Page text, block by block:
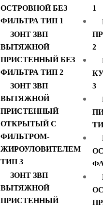
ОСТРОВНОЙ БЕЗ
ФИЛЬТРА ТИП 1
ЗОНТ ЗВП
ВЫТЯЖНОЙ
ПРИСТЕННЫЙ БЕЗ
ФИЛЬТРА ТИП 2
ЗОНТ ЗВП
ВЫТЯЖНОЙ
ПРИСТЕННЫЙ
ОТКРЫТЫЙ С
ФИЛЬТРОМ-
ЖИРОУЛОВИТЕЛЕМ
ТИП 3
ЗОНТ ЗВП
ВЫТЯЖНОЙ
ПРИСТЕННЫЙ
1
2
3